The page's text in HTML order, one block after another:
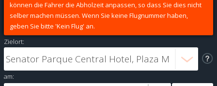
können die Fahrer die Abholzeit anpassen, so dass Sie dies nicht
selber machen müssen. Wenn Sie keine Flugnummer haben,
geben Sie bitte 'Kein Flug' an.
Zielort:
am: